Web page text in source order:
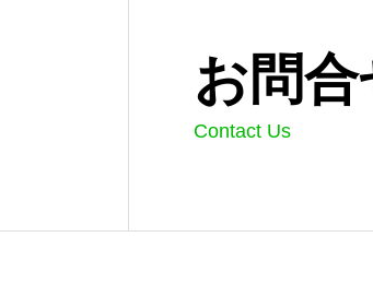
お問合
Contact Us